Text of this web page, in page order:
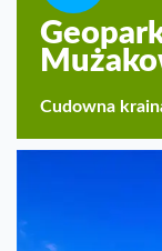
Cudowna